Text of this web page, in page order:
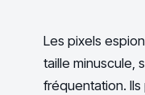
Les pixels
taille minuscule,
fréquentation.